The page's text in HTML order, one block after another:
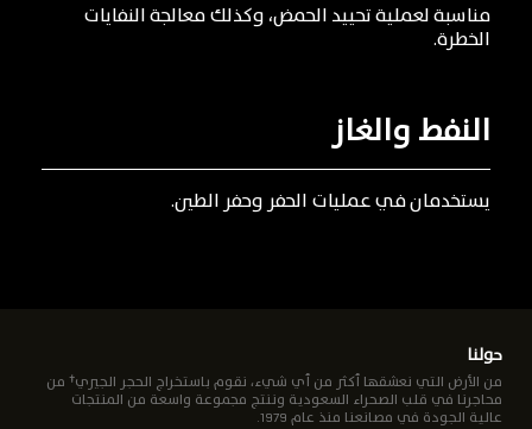
مناسبةلعمليةتحييد الحمض،وكذلكمعالجةالنفايات
الخطرة.
النفط والغاز
يستخدمانفيعمليات الحفر وحفر الطين.
حولنا
من الأرض التي نعشقها أكثر من أي شيء، نقوم باستخراج الحجر الجيري† من
محاجرنا في قلب الصحراء السعودية وننتج مجموعة واسعة من المنتجات
عالية الجودة في مصانعنا منذ عام 1979.